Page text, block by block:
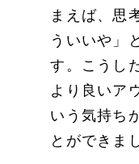
まえば、思
ういいや」
す。こうし
より良いア
いう気持ち
とができま